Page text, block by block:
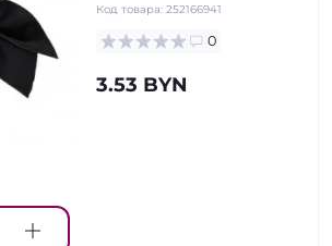
Код товара: 252166941
0
3.53 BYN